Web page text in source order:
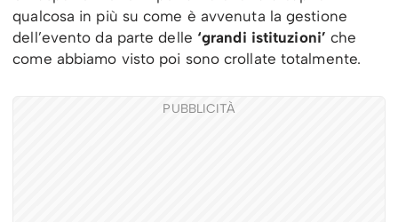
qualcosa in più su come è avvenuta la gestione
dell’evento da parte delle ‘grandi istituzioni’ che
come abbiamo visto poi sono crollate totalmente.
PUBBLICITÀ